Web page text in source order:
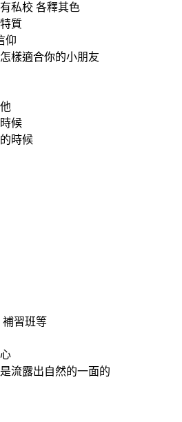
私校 各釋其色
質
仰
樣適合你的小朋友
候
時候
習班等
流露出自然的一面的